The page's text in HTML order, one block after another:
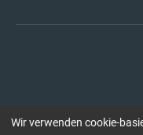
Wir verwenden cookie-